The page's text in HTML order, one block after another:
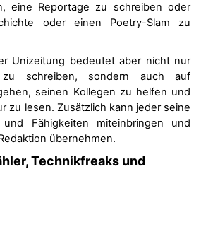
eine Reportage zu schreiben oder
oder einen Poetry-Slam zu
Unizeitung bedeutet aber nicht nur
zu schreiben, sondern auch auf
seinen Kollegen zu helfen und
zu lesen. Zusätzlich kann jeder seine
Fähigkeiten miteinbringen und
übernehmen.
Technikfreaks und